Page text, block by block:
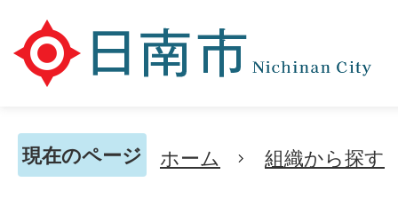
現在のページ ホーム 組織から探す